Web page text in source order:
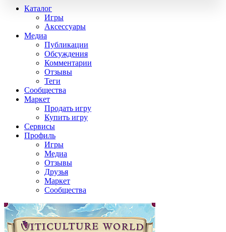
Каталог
Игры
Аксессуары
Медиа
Публикации
Обсуждения
Комментарии
Отзывы
Теги
Сообщества
Маркет
Продать игру
Купить игру
Сервисы
Профиль
Игры
Медиа
Отзывы
Друзья
Маркет
Сообщества